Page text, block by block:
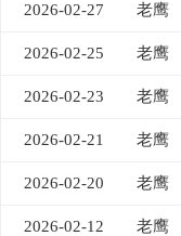
2026-02-27 老鹰
2026-02-25 老鹰
2026-02-23 老鹰
2026-02-21 老鹰
2026-02-20 老鹰
2026-02-12 老鹰